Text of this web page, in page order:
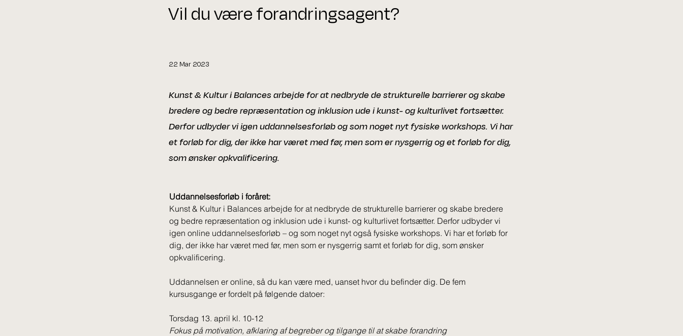
Vil du være forandringsagent?
22 Mar 2023
Kunst & Kultur i Balances arbejde for at nedbryde de strukturelle barrierer og skabe
bredere og bedre repræsentation og inklusion ude i kunst- og kulturlivet fortsætter.
Derfor udbyder vi igen uddannelsesforløb og som noget nyt fysiske workshops. Vi har
et forløb for dig, der ikke har været med før, men som er nysgerrig og et forløb for dig,
som ønsker opkvalificering.
Uddannelsesforløb i foråret:
Kunst & Kultur i Balances arbejde for at nedbryde de strukturelle barrierer og skabe bredere
og bedre repræsentation og inklusion ude i kunst- og kulturlivet fortsætter. Derfor udbyder vi
igen online uddannelsesforløb – og som noget nyt også fysiske workshops. Vi har et forløb for
dig, der ikke har været med før, men som er nysgerrig samt et forløb for dig, som ønsker
opkvalificering.
Uddannelsen er online, så du kan være med, uanset hvor du befinder dig. De fem
kursusgange er fordelt på følgende datoer:
Torsdag 13. april kl. 10-12
Fokus på motivation, afklaring af begreber og tilgange til at skabe forandring